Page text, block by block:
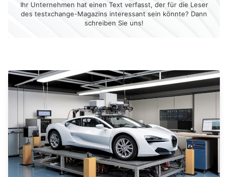
Ihr Unternehmen hat einen Text verfasst, der für die Leser
des testxchange-Magazins interessant sein könnte? Dann
schreiben Sie uns!